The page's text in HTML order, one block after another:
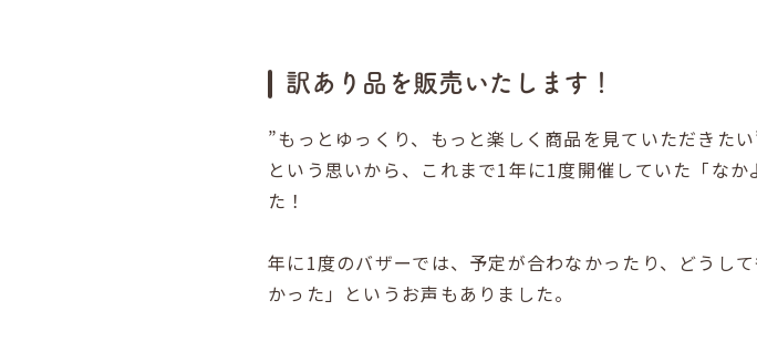
訳あり品を販売いたします！
”もっとゆっくり、もっと楽しく商品を見ていただきたい
という思いから、これまで1年に1度開催していた「な
た！
年に1度のバザーでは、予定が合わなかったり、どうし
かった」というお声もありました。